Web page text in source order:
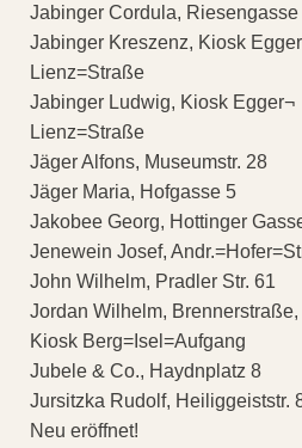
Jabinger Cordula, Riesengasse
Jabinger Kreszenz, Kiosk
Lienz=Straße
Jabinger Ludwig, Kiosk Egger¬
Lienz=Straße
Jäger Alfons, Museumstr. 28
Jäger Maria, Hofgasse 5
Jakobee Georg, Hottinger
Jenewein Josef,
John Wilhelm, Pradler Str. 61
Jordan Wilhelm, Brennerstraße,
Kiosk Berg=Isel=Aufgang
Jubele & Co., Haydnplatz 8
Jursitzka Rudolf, Heiliggeiststr.
Neu eröffnet!